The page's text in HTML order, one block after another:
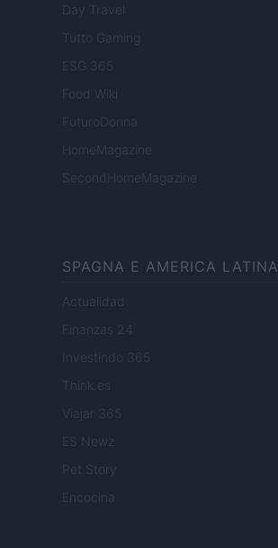
Day Travel
Tutto Gaming
ESG 365
Food Wiki
FuturoDonna
HomeMagazine
SecondHomeMagazine
SPAGNA E AMERICA LATINA
Actualidad
Finanzas 24
Investindo 365
Think.es
Viajar 365
ES Newz
Pet Story
Encocina